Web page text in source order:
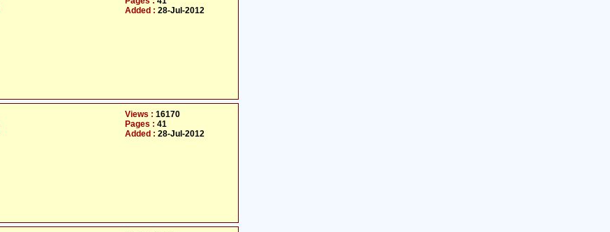
Added : 28-Jul-2012
Views : 16170
Pages : 41
Added : 28-Jul-2012